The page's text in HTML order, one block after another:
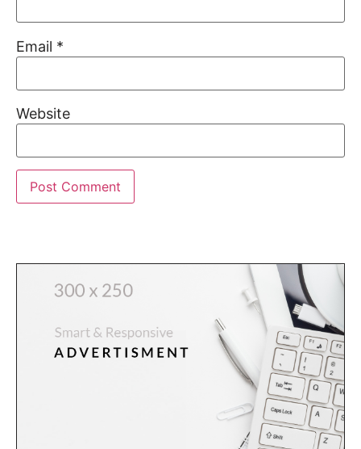
Email *
Website